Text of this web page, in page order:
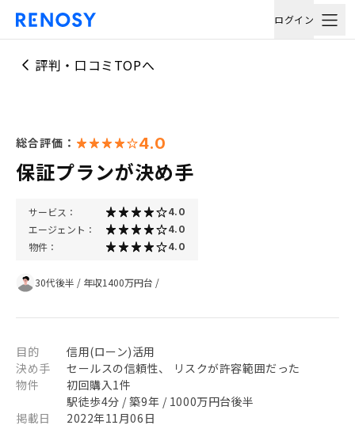
ログイン
評判・口コミTOPへ
総合評価： 4.0
保証プランが決め手
サービス： 4.0
エージェント： 4.0
物件： 4.0
30代後半 / 年収1400万円台 /
目的
信用(ローン)活用
決め手
セールスの信頼性、 リスクが許容範囲だった
物件
初回購入1件
駅徒歩4分 / 築9年 / 1000万円台後半
掲載日
2022年11月06日